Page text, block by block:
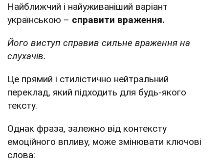
Найближчий і найуживаніший варіант
українською – справити враження.
Його виступ справив сильне враження на
слухачів.
Це прямий і стилістично нейтральний
переклад, який підходить для будь-якого
тексту.
Однак фраза, залежно від контексту
емоційного впливу, може змінювати ключові
слова: